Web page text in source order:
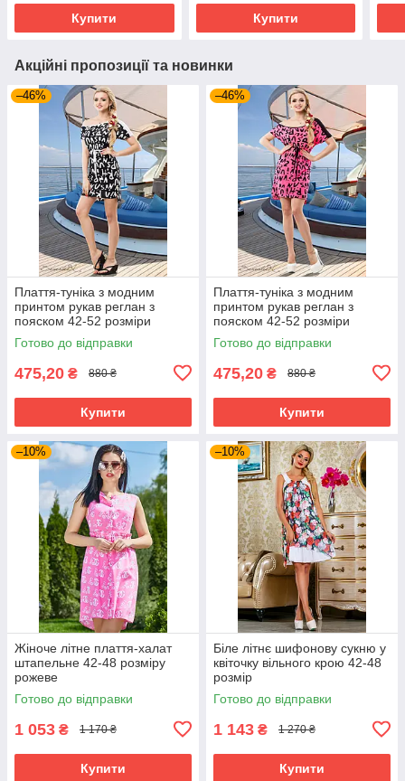
Купити Купити
Акційні пропозиції та новинки
–46%
Плаття-туніка з модним
принтом рукав реглан з
пояском 42-52 розміри
Готово до відправки
475,20 ₴ 880 ₴
Купити
–46%
Плаття-туніка з модним
принтом рукав реглан з
пояском 42-52 розміри
Готово до відправки
475,20 ₴ 880 ₴
Купити
–10%
Жіноче літне плаття-халат
штапельне 42-48 розміру
рожеве
Готово до відправки
1 053 ₴ 1 170 ₴
Купити
–10%
Біле літнє шифонову сукню у
квіточку вільного крою 42-48
розмір
Готово до відправки
1 143 ₴ 1 270 ₴
Купити